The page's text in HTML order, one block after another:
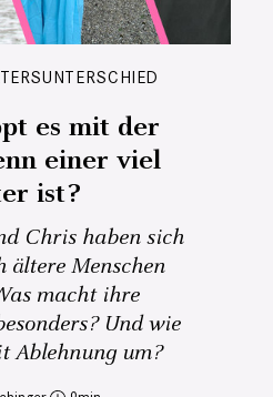
es mit der
einer viel
ist?
Chris haben sich
ältere Menschen
macht ihre
Und wie
Ablehnung um?